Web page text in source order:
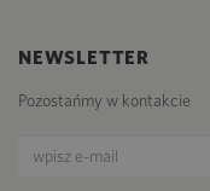
NEWSLETTER
Pozostańmy w kontakcie